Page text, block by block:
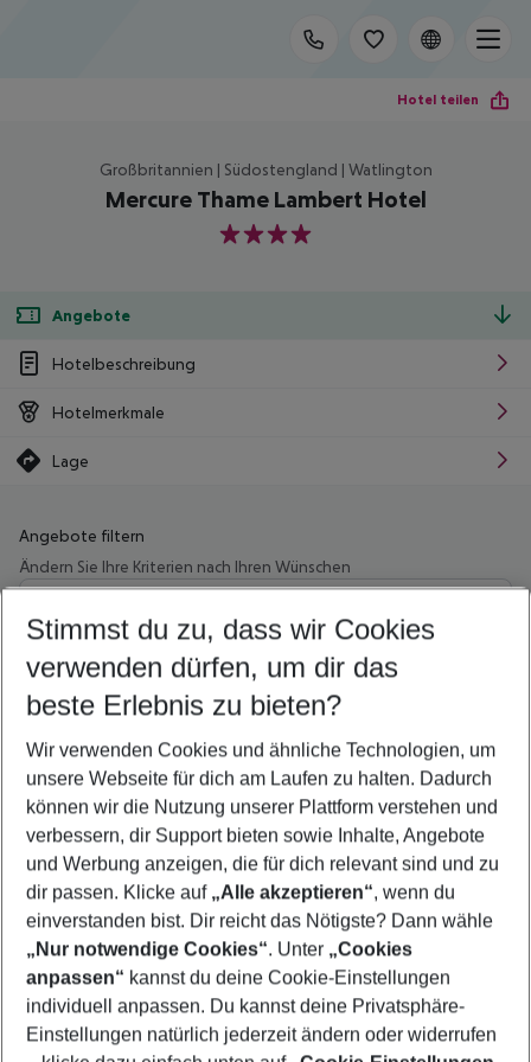
Hotel teilen
Großbritannien | Südostengland | Watlington
Mercure Thame Lambert Hotel
4
Angebote
Hotelbeschreibung
Hotelmerkmale
Lage
Angebote filtern
Ändern Sie Ihre Kriterien nach Ihren Wünschen
Beliebiger Abflughafen
Wähle deinen Reisezeitraum
5-8 Nächte
2 Erwachsene Keine Kinder
Mehr Filter anzeigen
Footer
Footer navigation
Über uns
Stimmst du zu, dass wir Cookies
verwenden dürfen, um dir das
beste Erlebnis zu bieten?
Wir verwenden Cookies und ähnliche Technologien, um
unsere Webseite für dich am Laufen zu halten. Dadurch
können wir die Nutzung unserer Plattform verstehen und
verbessern, dir Support bieten sowie Inhalte, Angebote
und Werbung anzeigen, die für dich relevant sind und zu
dir passen. Klicke auf „Alle akzeptieren“, wenn du
einverstanden bist. Dir reicht das Nötigste? Dann wähle
„Nur notwendige Cookies“. Unter „Cookies
anpassen“ kannst du deine Cookie-Einstellungen
individuell anpassen. Du kannst deine Privatsphäre-
Einstellungen natürlich jederzeit ändern oder widerrufen